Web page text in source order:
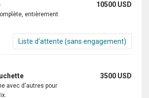
10500 USD
entièrement
Liste d’attente (sans engagement)
3500 USD
avec d'autres pour